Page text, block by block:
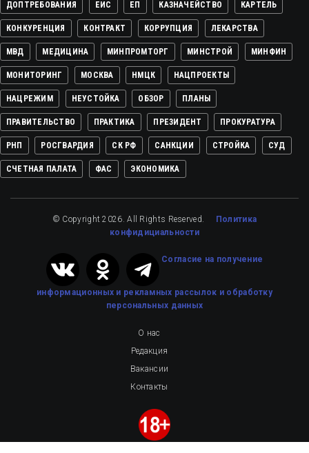
ДОПТРЕБОВАНИЯ ЕИС ЕП КАЗНАЧЕЙСТВО КАРТЕЛЬ
КОНКУРЕНЦИЯ КОНТРАКТ КОРРУПЦИЯ ЛЕКАРСТВА
МВД МЕДИЦИНА МИНПРОМТОРГ МИНСТРОЙ МИНФИН
МОНИТОРИНГ МОСКВА НМЦК НАЦПРОЕКТЫ
НАЦРЕЖИМ НЕУСТОЙКА ОБЗОР ПЛАНЫ
ПРАВИТЕЛЬСТВО ПРАКТИКА ПРЕЗИДЕНТ ПРОКУРАТУРА
РНП РОСГВАРДИЯ СК РФ САНКЦИИ СТРОЙКА СУД
СЧЕТНАЯ ПАЛАТА ФАС ЭКОНОМИКА
© Copyright 2026. All Rights Reserved. Политика
конфидициальности
Cогласие на получение
информационных и рекламных рассылок и обработку
персональных данных
О нас
Редакция
Вакансии
Контакты